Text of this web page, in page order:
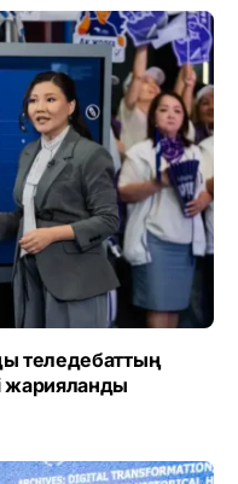
теледебаттың
жарияланды